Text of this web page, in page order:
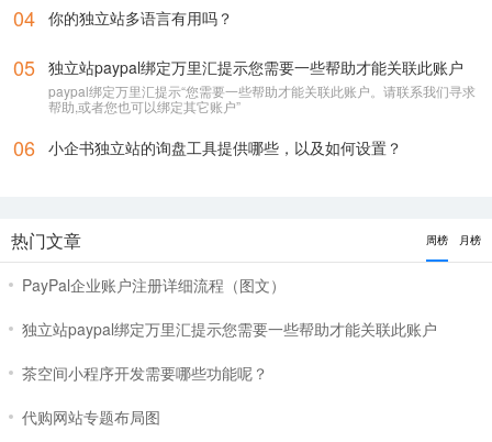
04 你的独立站多语言有用吗？
05 独立站paypal绑定万里汇提示您需要一些帮助才能关联此账户
paypal绑定万里汇提示“您需要一些帮助才能关联此账户。请联系我们寻求
帮助,或者您也可以绑定其它账户”
06 小企书独立站的询盘工具提供哪些，以及如何设置？
热门文章 周榜 月榜
PayPal企业账户注册详细流程（图文）
独立站paypal绑定万里汇提示您需要一些帮助才能关联此账户
茶空间小程序开发需要哪些功能呢？
代购网站专题布局图